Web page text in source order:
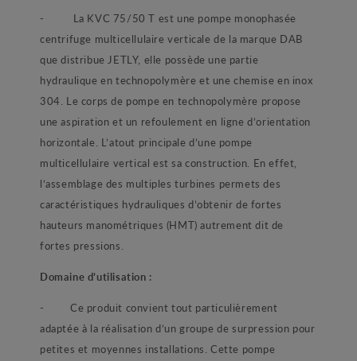
- La KVC 75/50 T est une pompe monophasée
centrifuge multicellulaire verticale de la marque DAB
que distribue JETLY, elle possède une partie
hydraulique en technopolymère et une chemise en inox
304. Le corps de pompe en technopolymère propose
une aspiration et un refoulement en ligne d’orientation
horizontale. L’atout principale d’une pompe
multicellulaire vertical est sa construction. En effet,
l’assemblage des multiples turbines permets des
caractéristiques hydrauliques d’obtenir de fortes
hauteurs manométriques (HMT) autrement dit de
fortes pressions.
Domaine d’utilisation :
- Ce produit convient tout particulièrement
adaptée à la réalisation d’un groupe de surpression pour
petites et moyennes installations. Cette pompe